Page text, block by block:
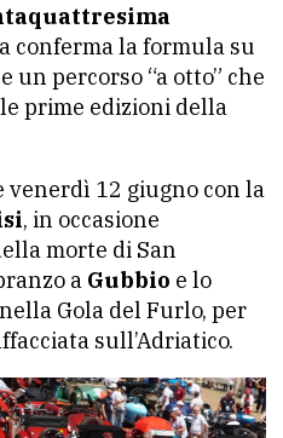
conferma la formula su
un percorso “a otto” che
prime edizioni della
venerdì 12 giugno con la
, in occasione
morte di San
a Gubbio e lo
Gola del Furlo, per
sull’Adriatico.